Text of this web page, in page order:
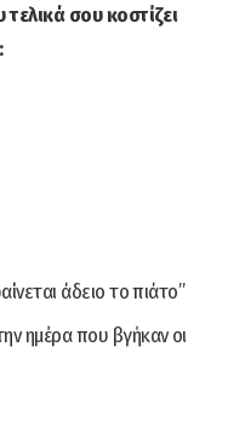
σου κοστίζει
άδειο το πιάτο”
ημέρα που βγήκαν οι